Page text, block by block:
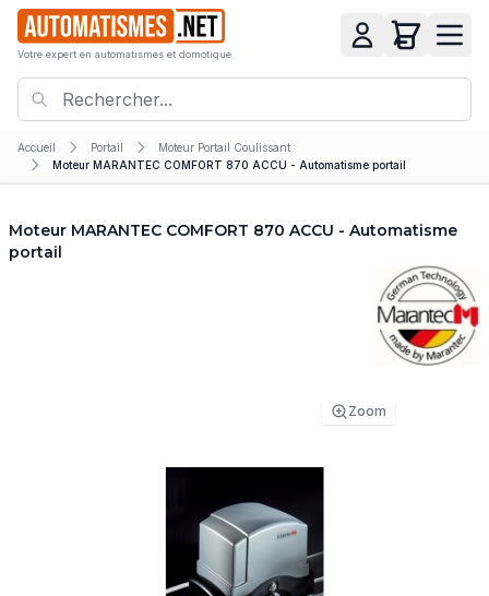
Votre expert en automatismes et domotique
Accueil Portail
Moteur Portail Coulissant
Moteur MARANTEC COMFORT 870 ACCU - Automatisme portail
Moteur MARANTEC COMFORT 870 ACCU - Automatisme
portail
Zoom